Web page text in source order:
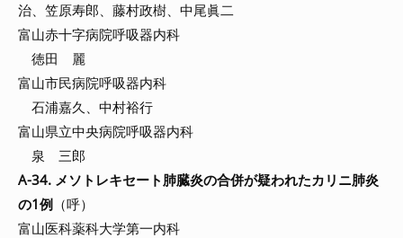
治、笠原寿郎、藤村政樹、中尾眞二
富山赤十字病院呼吸器内科
徳田 麗
富山市民病院呼吸器内科
石浦嘉久、中村裕行
富山県立中央病院呼吸器内科
泉 三郎
A-34. メソトレキセート肺臓炎の合併が疑われたカリニ肺炎
の1例 （呼）
富山医科薬科大学第一内科